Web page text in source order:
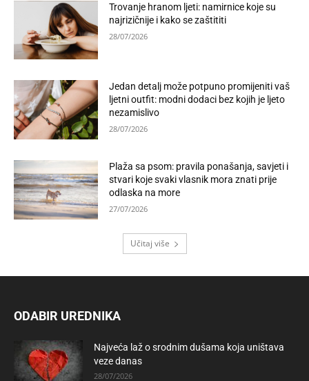
Trovanje hranom ljeti: namirnice koje su
najrizičnije i kako se zaštititi
28/07/2026
Jedan detalj može potpuno promijeniti vaš
ljetni outfit: modni dodaci bez kojih je ljeto
nezamislivo
28/07/2026
Plaža sa psom: pravila ponašanja, savjeti i
stvari koje svaki vlasnik mora znati prije
odlaska na more
27/07/2026
Učitaj više
ODABIR UREDNIKA
Najveća laž o srodnim dušama koja uništava
veze danas
28/07/2026